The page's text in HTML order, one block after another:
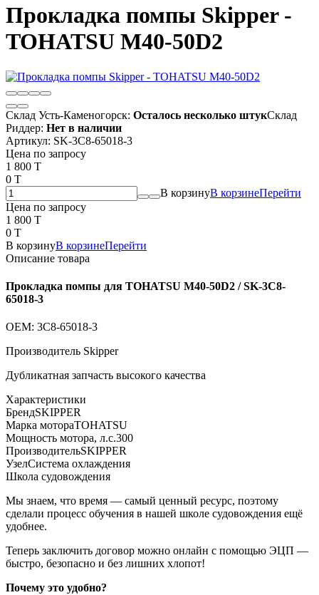
Прокладка помпы Skipper -
TOHATSU M40-50D2
Склад Усть-Каменогорск: Осталось несколько штукСклад
Риддер: Нет в наличии
Артикул: SK-3C8-65018-3
Цена по запросу
1 800 T
0 T
В корзинуВ корзинеПерейти
Цена по запросу
1 800 T
0 T
В корзинуВ корзинеПерейти
Описание товара
Прокладка помпы для TOHATSU M40-50D2 / SK-3C8-
65018-3
OEM: 3C8-65018-3
Производитель Skipper
Дубликатная запчасть высокого качества
Характеристики
БрендSKIPPER
Марка мотораTOHATSU
Мощность мотора, л.с.300
ПроизводительSKIPPER
УзелСистема охлаждения
Школа судовождения
Мы знаем, что время — самый ценный ресурс, поэтому
сделали процесс обучения в нашей школе судовождения ещё
удобнее.
Теперь заключить договор можно онлайн с помощью ЭЦП —
быстро, безопасно и без лишних хлопот!
Почему это удобно?